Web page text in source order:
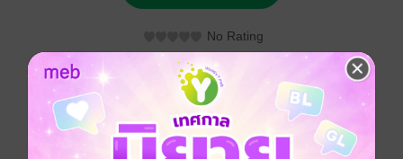
No Rating
อยากได้ ซื้อเป็นของขวัญ ติดตาม แชร์